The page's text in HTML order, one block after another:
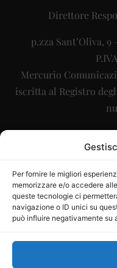
Per fornire le migliori
memorizzare e/o accedere
queste tecnologie ci
navigazione o ID unici su
può influire negativamente
Direttore
p.zza Sant’Oliva, 9
Mercurio
iscritta al Registro
Sito gestito daLa